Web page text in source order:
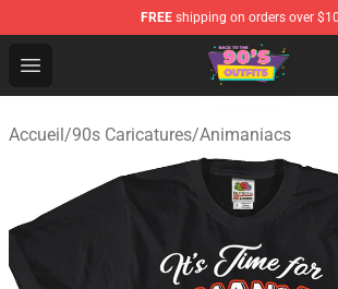
FREE shipping on orders over
Open menu
90s Outfits Store - Official 90s
Accueil/90s Caricatures/Animaniacs